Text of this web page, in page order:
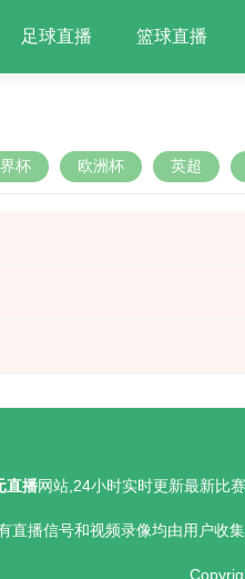
足球直播 篮球直播
杯 欧洲杯 英超
直播网站,24小时实时更新最新比
直播信号和视频录像均由用户收